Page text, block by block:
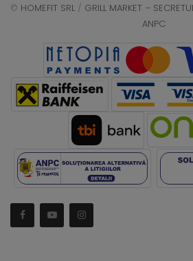
© HOMEFIT SRL / GRILL MARKET –
ANPC